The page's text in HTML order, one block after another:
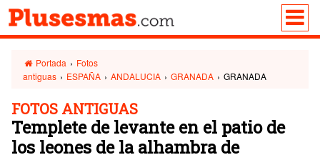
Portada › Fotos
antiguas › ESPAÑA › ANDALUCIA › GRANADA › GRANADA
FOTOS ANTIGUAS
Templete de levante en el patio de
los leones de la alhambra de